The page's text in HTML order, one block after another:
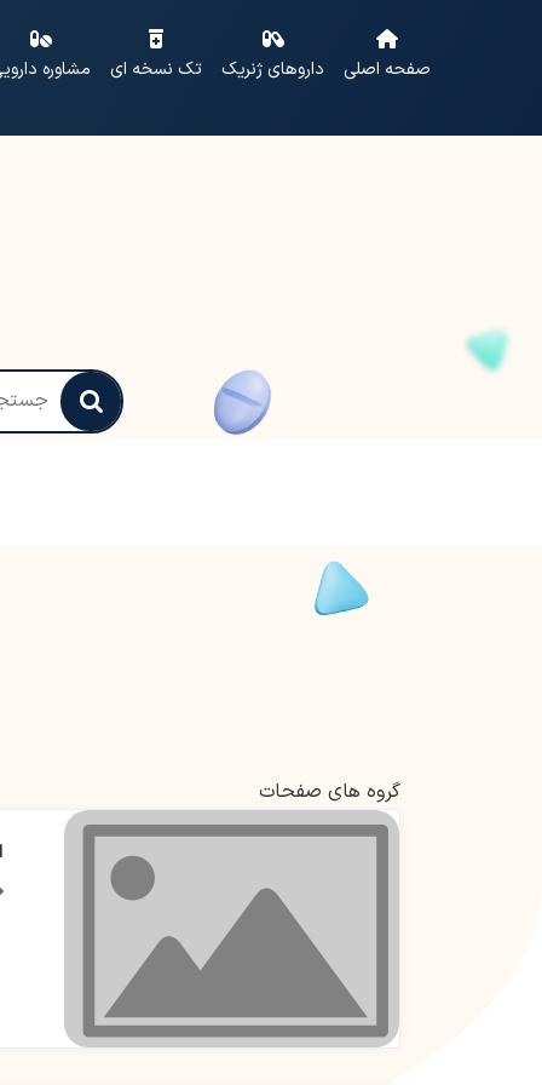
صفحه اصلی داروهای ژنریک تک نسخه ای مشاوره
گروه های صفحات